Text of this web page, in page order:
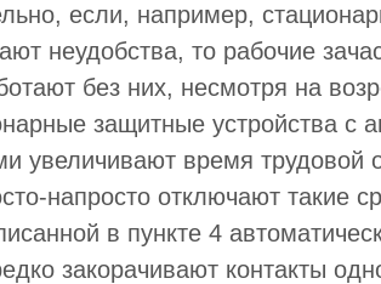
если, например,
неудобства, то рабочие
без них, несмотря на
защитные устройства с
увеличивают время трудовой
напросто отключают такие
в пункте 4
закорачивают контакты